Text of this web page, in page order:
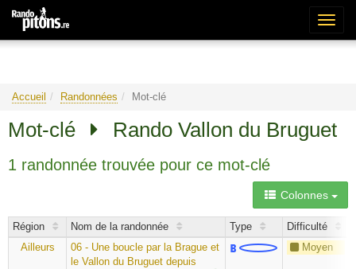
Accueil Randonnées Mot-clé
Mot-clé Rando Vallon du Bruguet
1 randonnée trouvée pour ce mot-clé
Colonnes
Région Nom de la randonnée Type Difficulté
Ailleurs
06 - Une boucle par la Brague et
le Vallon du Bruguet depuis
Moyen